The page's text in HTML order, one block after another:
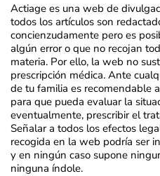
Actiage es una web de
todos los artículos son
concienzudamente pero es
algún error o que no recojan
materia. Por ello, la web no
prescripción médica. Ante
de tu familia es recomendable
para que pueda evaluar la
eventualmente, prescribir el
Señalar a todos los efectos
recogida en la web podría ser
y en ningún caso supone
ninguna índole.